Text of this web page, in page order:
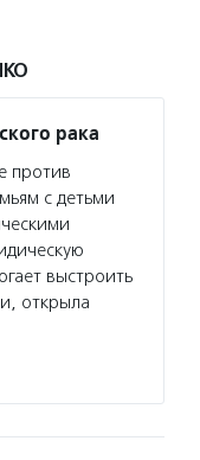
рака
против
с детьми
выстроить
открыла